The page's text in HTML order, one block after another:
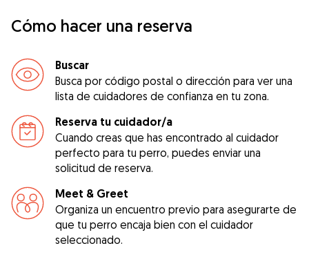
Cómo hacer una reserva
Buscar
Busca por código postal o dirección para ver una
lista de cuidadores de confianza en tu zona.
Reserva tu cuidador/a
Cuando creas que has encontrado al cuidador
perfecto para tu perro, puedes enviar una
solicitud de reserva.
Meet & Greet
Organiza un encuentro previo para asegurarte de
que tu perro encaja bien con el cuidador
seleccionado.